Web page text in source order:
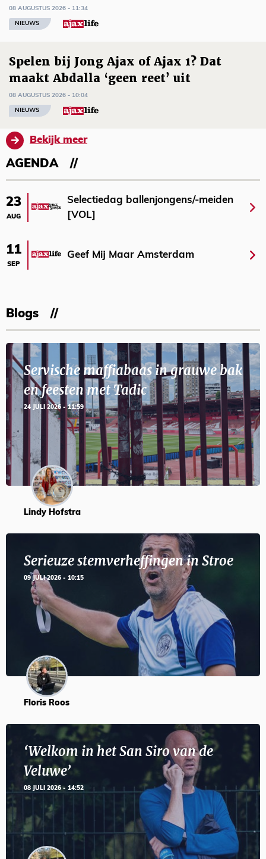
08 AUGUSTUS 2026 - 11:34
NIEUWS
Spelen bij Jong Ajax of Ajax 1? Dat
maakt Abdalla ‘geen reet’ uit
08 AUGUSTUS 2026 - 10:04
NIEUWS
Bekijk meer
AGENDA
23
AUG
Selectiedag ballenjongens/-meiden
[VOL]
11
SEP
Geef Mij Maar Amsterdam
Blogs
Servische maffiabaas in grauwe bak
en feesten met Tadic
24 JULI 2026 - 11:59
Lindy Hofstra
Serieuze stemverheffingen in Stroe
09 JULI 2026 - 10:15
Floris Roos
‘Welkom in het San Siro van de
Veluwe’
08 JULI 2026 - 14:52